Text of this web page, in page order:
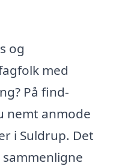
og
med
På find-
nemt anmode
i Suldrup. Det